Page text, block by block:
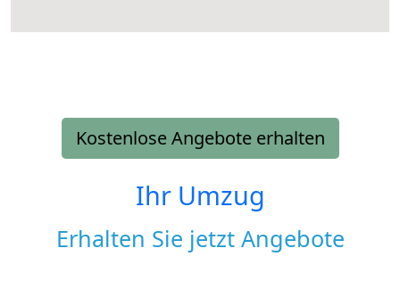
Kostenlose Angebote erhalten
Ihr Umzug
Erhalten Sie jetzt Angebote